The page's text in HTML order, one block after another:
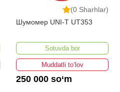
(0 Sharhlar)
Шумомер UNI-T UT353
Sotuvda bor
Muddatli to‘lov
250 000 so‘m